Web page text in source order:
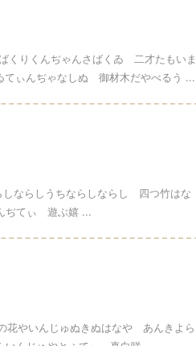
くりくんぢゃんさばくゐ 二才たもいま
てぃんぢゃなしぬ 御材木だやべるう ...
ならしうちならしならし 四つ竹はな
ぢてぃ 遊ぶ嬉 ...
やいんじゅぬきぬはなや あんきよら